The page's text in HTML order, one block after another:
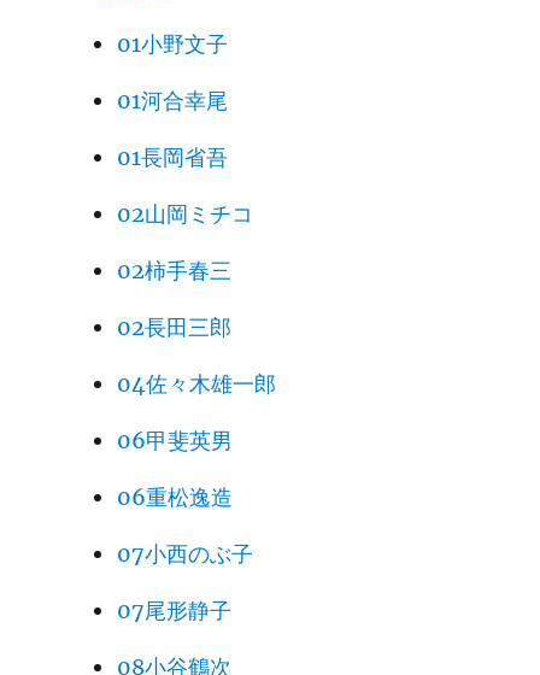
01小野文子
01河合幸尾
01長岡省吾
02山岡ミチコ
02柿手春三
02長田三郎
04佐々木雄一郎
06甲斐英男
06重松逸造
07小西のぶ子
07尾形静子
08小谷鶴次